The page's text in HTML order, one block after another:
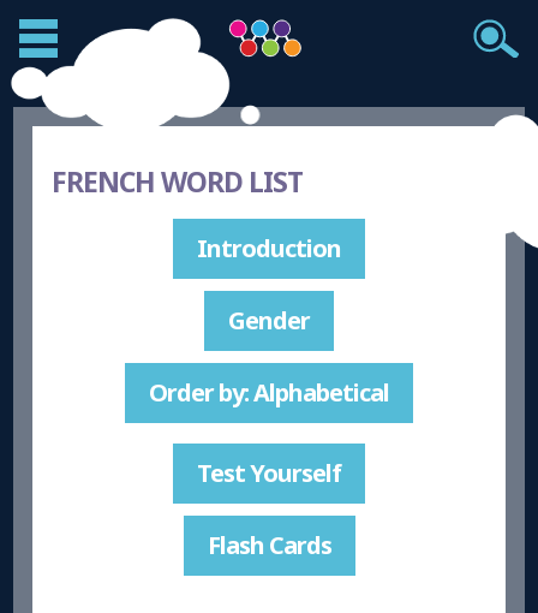
FRENCH WORD LIST
Introduction
Gender
Order by: Alphabetical
Test Yourself
Flash Cards